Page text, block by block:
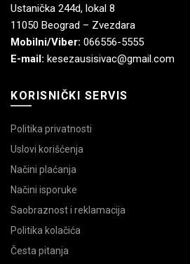
Ustanička 244d, lokal 8
11050 Beograd – Zvezdara
Mobilni/Viber: 066556-5555
E-mail: kesezausisivac@gmail.com
KORISNIČKI SERVIS
Politika privatnosti
Uslovi korišćenja
Načini plaćanja
Načini isporuke
Saobraznost i reklamacija
Politika kolačića
Česta pitanja